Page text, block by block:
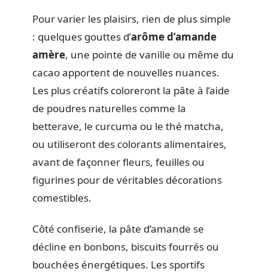
Pour varier les plaisirs, rien de plus simple
: quelques gouttes d’arôme d’amande
amère, une pointe de vanille ou même du
cacao apportent de nouvelles nuances.
Les plus créatifs coloreront la pâte à l’aide
de poudres naturelles comme la
betterave, le curcuma ou le thé matcha,
ou utiliseront des colorants alimentaires,
avant de façonner fleurs, feuilles ou
figurines pour de véritables décorations
comestibles.
Côté confiserie, la pâte d’amande se
décline en bonbons, biscuits fourrés ou
bouchées énergétiques. Les sportifs